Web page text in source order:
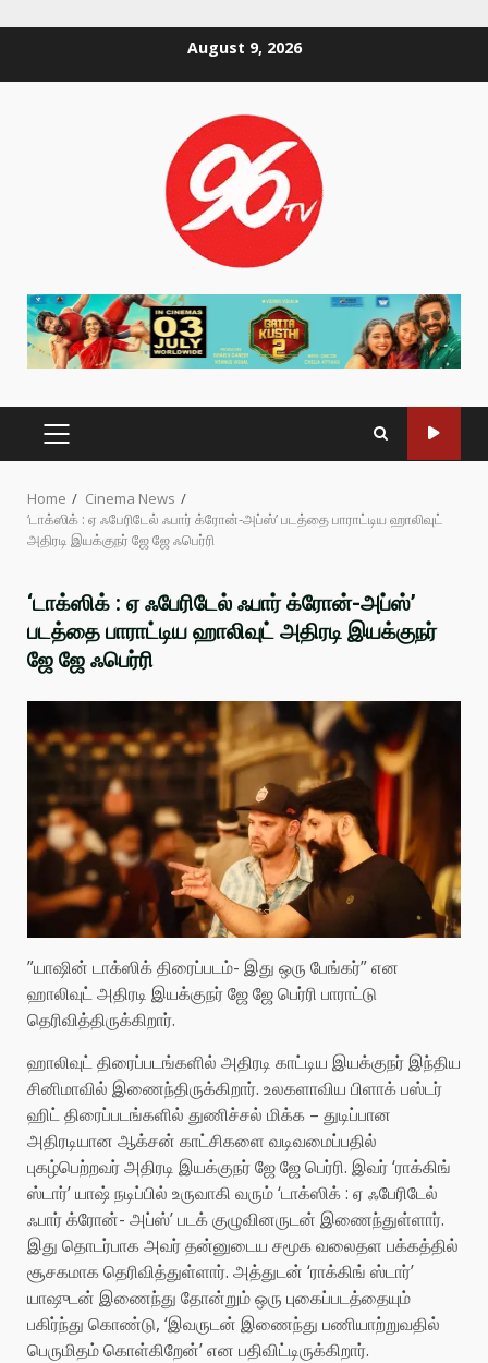
August 9, 2026
PRIMARY
MENU
Home
Cinema News
‘டாக்ஸிக் : ஏ ஃபேரிடேல் ஃபார் க்ரோன்-அப்ஸ்’ படத்தை பாராட்டிய ஹாலிவுட்
அதிரடி இயக்குநர் ஜே ஜே ஃபெர்ரி
‘டாக்ஸிக் : ஏ ஃபேரிடேல் ஃபார் க்ரோன்-அப்ஸ்’
படத்தை பாராட்டிய ஹாலிவுட் அதிரடி இயக்குநர்
ஜே ஜே ஃபெர்ரி
”யாஷின் டாக்ஸிக் திரைப்படம்- இது ஒரு பேங்கர்” என
ஹாலிவுட் அதிரடி இயக்குநர் ஜே ஜே பெர்ரி பாராட்டு
தெரிவித்திருக்கிறார்.
ஹாலிவுட் திரைப்படங்களில் அதிரடி காட்டிய இயக்குநர் இந்திய
சினிமாவில் இணைந்திருக்கிறார். உலகளாவிய பிளாக் பஸ்டர்
ஹிட் திரைப்படங்களில் துணிச்சல் மிக்க – துடிப்பான
அதிரடியான ஆக்சன் காட்சிகளை வடிவமைப்பதில்
புகழ்பெற்றவர் அதிரடி இயக்குநர் ஜே ஜே பெர்ரி. இவர் ‘ராக்கிங்
ஸ்டார்’ யாஷ் நடிப்பில் உருவாகி வரும் ‘டாக்ஸிக் : ஏ ஃபேரிடேல்
ஃபார் க்ரோன்- அப்ஸ்’ படக் குழுவினருடன் இணைந்துள்ளார்.
இது தொடர்பாக அவர் தன்னுடைய சமூக வலைதள பக்கத்தில்
சூசகமாக தெரிவித்துள்ளார். அத்துடன் ‘ராக்கிங் ஸ்டார்’
யாஷுடன் இணைந்து தோன்றும் ஒரு புகைப்படத்தையும்
பகிர்ந்து கொண்டு, ‘இவருடன் இணைந்து பணியாற்றுவதில்
பெருமிதம் கொள்கிறேன்’ என பதிவிட்டிருக்கிறார்.